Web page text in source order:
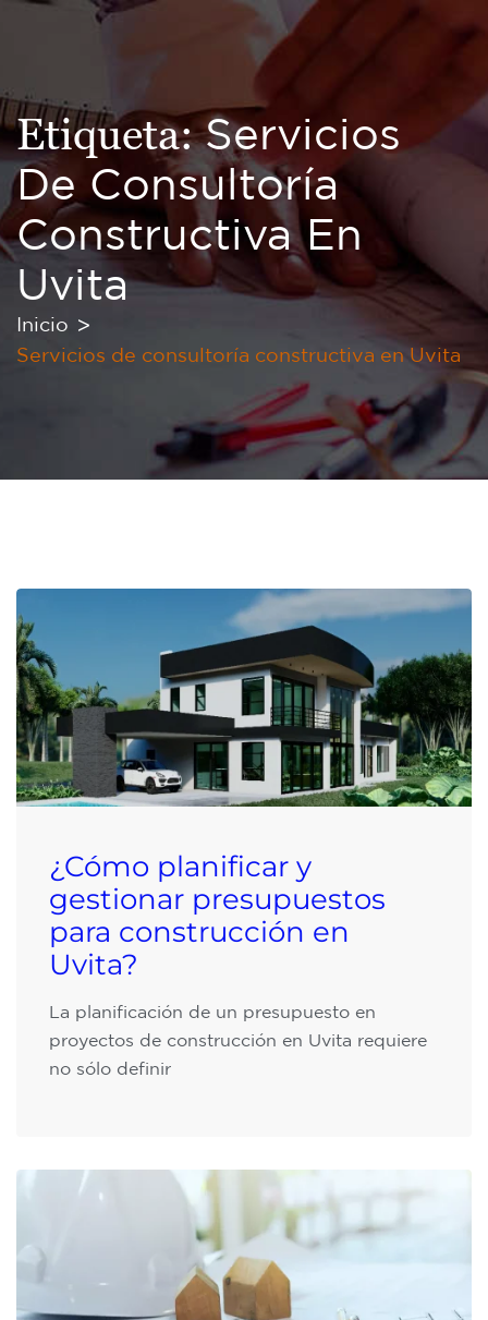
Etiqueta:Servicios
De Consultoría
Constructiva En
Uvita
Inicio
Servicios de consultoría constructiva en Uvita
¿Cómo planificar y
gestionar presupuestos
para construcción en
Uvita?
La planificación de un presupuesto en
proyectos de construcción en Uvita requiere
no sólo definir